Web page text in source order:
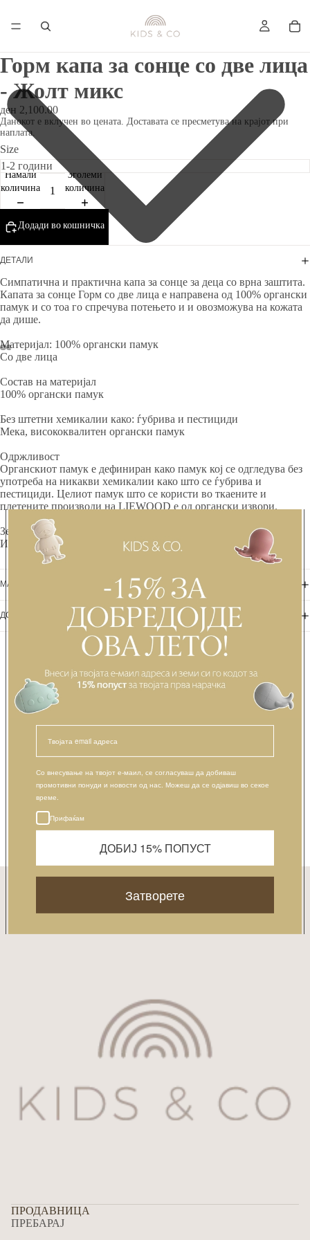
Горм капа за сонце со две лица
- Жолт микс
ден 2,100.00
Данокот е вклучен во цената. Доставата се пресметува на крајот при
наплата.
Size
Намали
количина
Зголеми
количина
Додади во кошничка
ДЕТАЛИ
Симпатична и практична капа за сонце за деца со врна заштита.
Капата за сонце Горм со две лица е направена од 100% органски
памук и со тоа го спречува потењето и и овозможува на кожата
да дише.
Материјал: 100% органски памук
Со две лица
Состав на материјал
100% органски памук
Без штетни хемикалии како: ѓубрива и пестициди
Мека, висококвалитен органски памук
Одржливост
Органскиот памук е дефиниран како памук кој се одгледува без
употреба на никакви хемикалии како што се ѓубрива и
пестициди. Целиот памук што се користи во ткаените и
плетените производи на LIEWOOD е од органски извори.
Земја на производство
Индија
МАТЕРИЈАЛИ + НЕГА
ДОСТАВА + ВРАЌАЊЕ
Можеби ќе ви се допадне...
ИСКУСТВА НА РОДИТЕЛИТЕ
WRITE A REVIEW
ПРОДАВНИЦА
ПРЕБАРАЈ
Со внесување на твојот е-маил, се согласуваш да добиваш
промотивни понуди и новости од нас. Можеш да се одјавиш во секое
време.
Прифаќам
ДОБИЈ 15% ПОПУСТ
Затворете